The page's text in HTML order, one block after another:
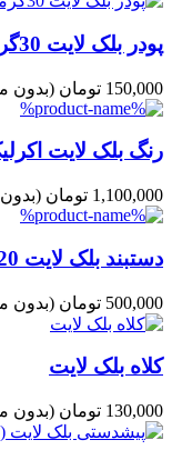
پودر بلک لایت 30گرمی
150,000 تومان (بدون
رنگ بلک لایت اکرلیک 500
1,100,000 تومان
دستبند بلک لایت 20 عددی
500,000 تومان (بدون
کلاه بلک لایت
130,000 تومان (بدون